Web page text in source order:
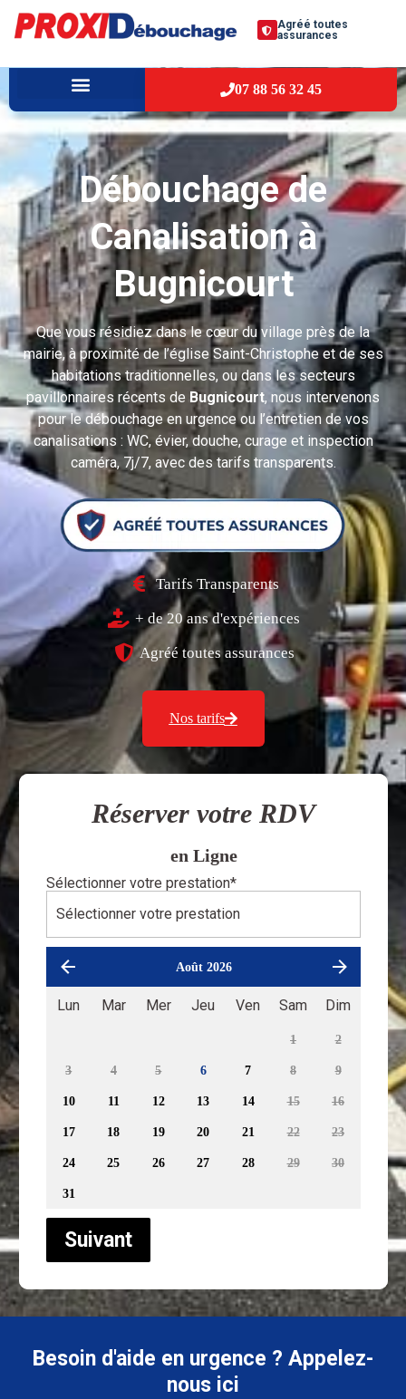
Agréé toutes
assurances
07 88 56 32 45
Débouchage de
Canalisation à
Bugnicourt
Que vous résidiez dans le cœur du village près de la
mairie, à proximité de l’église Saint-Christophe et de ses
habitations traditionnelles, ou dans les secteurs
pavillonnaires récents de Bugnicourt, nous intervenons
pour le débouchage en urgence ou l’entretien de vos
canalisations : WC, évier, douche, curage et inspection
caméra, 7j/7, avec des tarifs transparents.
Tarifs Transparents
+ de 20 ans d'expériences
Agréé toutes assurances
Nos tarifs
Réserver votre RDV
en Ligne
Sélectionner votre prestation*
Août 2026
Lun Mar Mer Jeu Ven Sam Dim
1 2
3 4 5 6 7 8 9
10 11 12 13 14 15 16
17 18 19 20 21 22 23
24 25 26 27 28 29 30
31
Suivant
Besoin d'aide en urgence ? Appelez-
nous ici